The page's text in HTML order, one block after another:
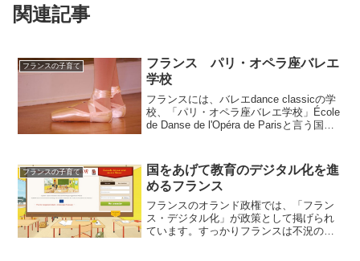
関連記事
フランスの子育て
フランス パリ・オペラ座バレエ
学校
フランスには、バレエdance classicの学
校、「パリ・オペラ座バレエ学校」École
de Danse de l'Opéra de Parisと言う国立
を養成す...
フランスの子育て
国をあげて教育のデジタル化を進
めるフランス
フランスのオランド政権では、「フラン
ス・デジタル化」が政策として掲げられ
ています。すっかりフランスは不況の波